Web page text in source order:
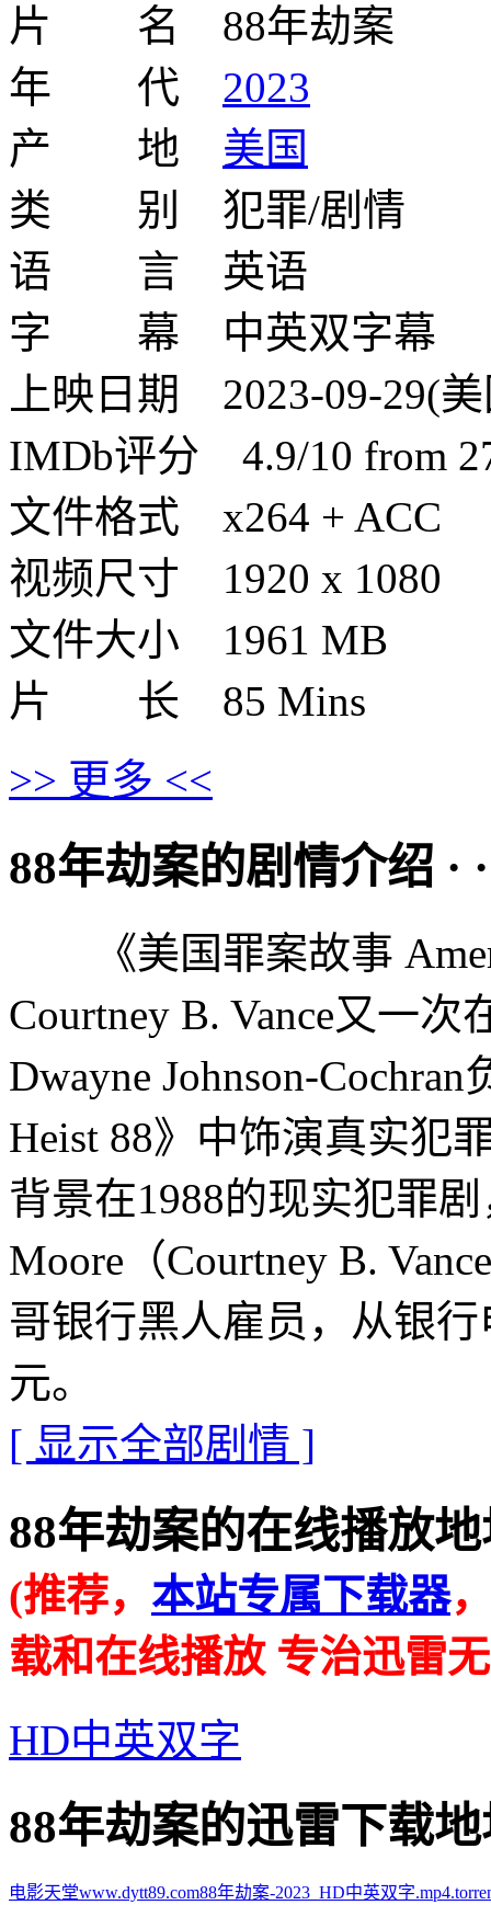
片 名 88年劫案
年 代 2023
产 地 美国
类 别 犯罪/剧情
语 言 英语
字 幕 中英双字幕
上映日期 2023-09-29(
IMDb评分 4.9/10 from
文件格式 x264 + ACC
视频尺寸 1920 x 1080
文件大小 1961 MB
片 长 85 Mins
>> 更多 <<
88年劫案的剧情介绍 · ·
《美国罪案故事
Courtney B. Vance又一
Dwayne Johnson-
Heist 88》中饰演真实
背景在1988的现实犯罪
Moore（Courtney B.
哥银行黑人雇员，从银
元。
[ 显示全部剧情 ]
88年劫案的在线播放地
(推荐， 本站专属下载器
载和在线播放 专治迅雷
HD中英双字
88年劫案的迅雷下载地
电影天堂www.dytt89.com88年劫案-2023_HD中英双字